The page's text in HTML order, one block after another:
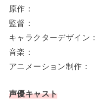
原作：
監督：
キャラクターデザイン：
音楽：
アニメーション制作：
声優キャスト